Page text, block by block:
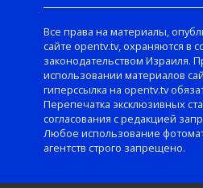
Все права на материалы,
сайте opentv.tv, охраняются в
законодательством Израиля.
использовании материалов
гиперссылка на opentv.tv
Перепечатка эксклюзивных
согласования с редакцией
Любое использование
агентств строго запрещено.